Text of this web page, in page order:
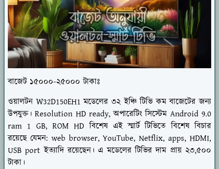
বাজেট ১৫০০০-২৫০০০ টাকাঃ
ওয়ালটন W32D150EH1 মডেলের ৩২ ইঞ্চি টিভি কম বাজেটের জন্য
উপযুক্ত। Resolution HD ready, অপারেটিং সিস্টেম Android 9.0
ram 1 GB, ROM HD বিশেষ এই স্মার্ট টিভিতে বিশেষ বিচার
রয়েছে যেমন: web browser, YouTube, Netflix, apps, HDMI,
USB port ইত্যাদি রয়েছেন। এ মডেলের টিভির দাম প্রায় ২৩,৫০০
টাকা।